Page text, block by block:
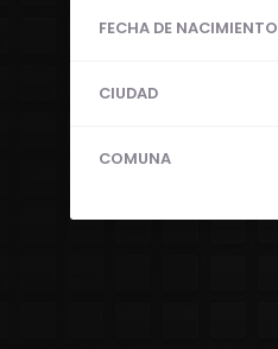
FECHA DE NACIMIENTO
CIUDAD
COMUNA